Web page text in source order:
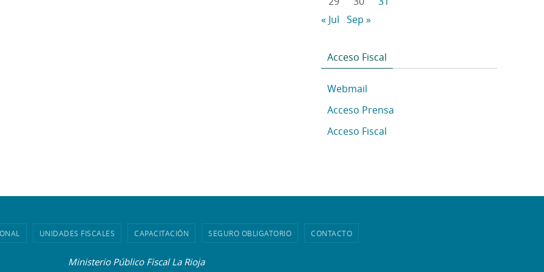
« Jul Sep »
Acceso Fiscal
Webmail
Acceso Prensa
Acceso Fiscal
UNIDADES FISCALES CAPACITACIÓN SEGURO OBLIGATORIO CONTACTO
Ministerio Público Fiscal La Rioja